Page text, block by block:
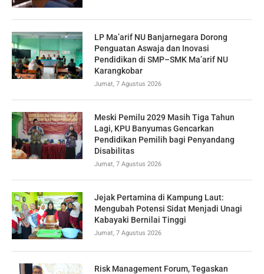
LP Ma’arif NU Banjarnegara Dorong
Penguatan Aswaja dan Inovasi
Pendidikan di SMP–SMK Ma’arif NU
Karangkobar
Jumat, 7 Agustus 2026
Meski Pemilu 2029 Masih Tiga Tahun
Lagi, KPU Banyumas Gencarkan
Pendidikan Pemilih bagi Penyandang
Disabilitas
Jumat, 7 Agustus 2026
Jejak Pertamina di Kampung Laut:
Mengubah Potensi Sidat Menjadi Unagi
Kabayaki Bernilai Tinggi
Jumat, 7 Agustus 2026
Risk Management Forum, Tegaskan